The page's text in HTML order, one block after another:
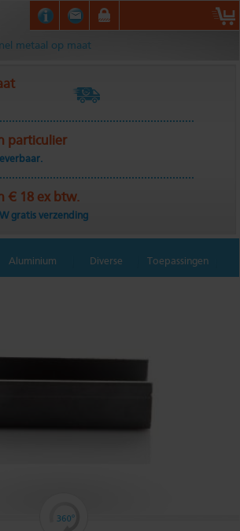
metaal op maat
particulier
€ 18 ex btw.
gratis verzending
Aluminium Diverse Toepassingen